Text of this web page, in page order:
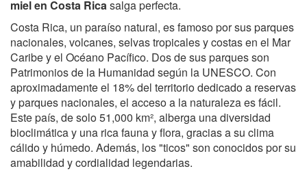
miel en Costa Ricasalga perfecta.
Costa Rica, un paraíso natural, es famoso por sus parques
nacionales, volcanes, selvas tropicales y costas en el Mar
Caribe y el Océano Pacífico. Dos de sus parques son
Patrimonios de la Humanidad según la UNESCO. Con
aproximadamente el 18% del territorio dedicado a reservas
y parques nacionales, el acceso a la naturaleza es fácil.
Este país, de solo 51,000 km², alberga una diversidad
bioclimática y una rica fauna y flora, gracias a su clima
cálido y húmedo. Además, los "ticos" son conocidos por su
amabilidad y cordialidad legendarias.